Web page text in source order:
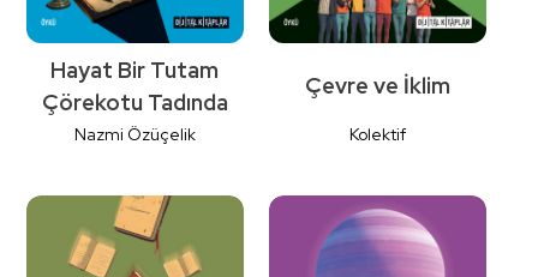
Hayat Bir Tutam
Çörekotu Tadında
Nazmi Özüçelik
Çevre ve İklim
Kolektif